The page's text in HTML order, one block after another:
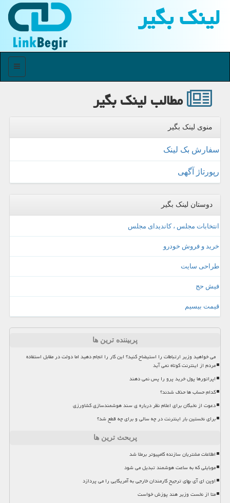
لینك بگیر
منو
مطالب لینك بگیر
منوی لینک بگیر
سفارش بک لینک
رپورتاژ آگهی
دوستان لینک بگیر
انتخابات مجلس ، کاندیدای مجلس
خرید و فروش خودرو
طراحی سایت
فیش حج
قیمت بیسیم
پربیننده ترین ها
می خواهید وزیر ارتباطات را استیضاح کنید؟ این کار را انجام دهید اما دولت در مقابل استفاده
مردم از اینترنت کوتاه نمی آید
اپراتورها پول خرید پرو را پس نمی دهند
کدام حساب ها حذف شدند؟
دعوت از نخبگان برای اعلام نظر درباره ی سند هوشمندسازی کشاورزی
برای نخستین بار اینترنت در چه سالی و برای چه قطع شد؟
پربحث ترین ها
اطلاعات مشتریان سازنده کامپیوتر برملا شد
موبایلی که به ساعت هوشمند تبدیل می شود
اوپن ای آی بهای ترجیح کارمندان خارجی به آمریکایی را می پردازد
متا از نخست وزیر هند پوزش خواست